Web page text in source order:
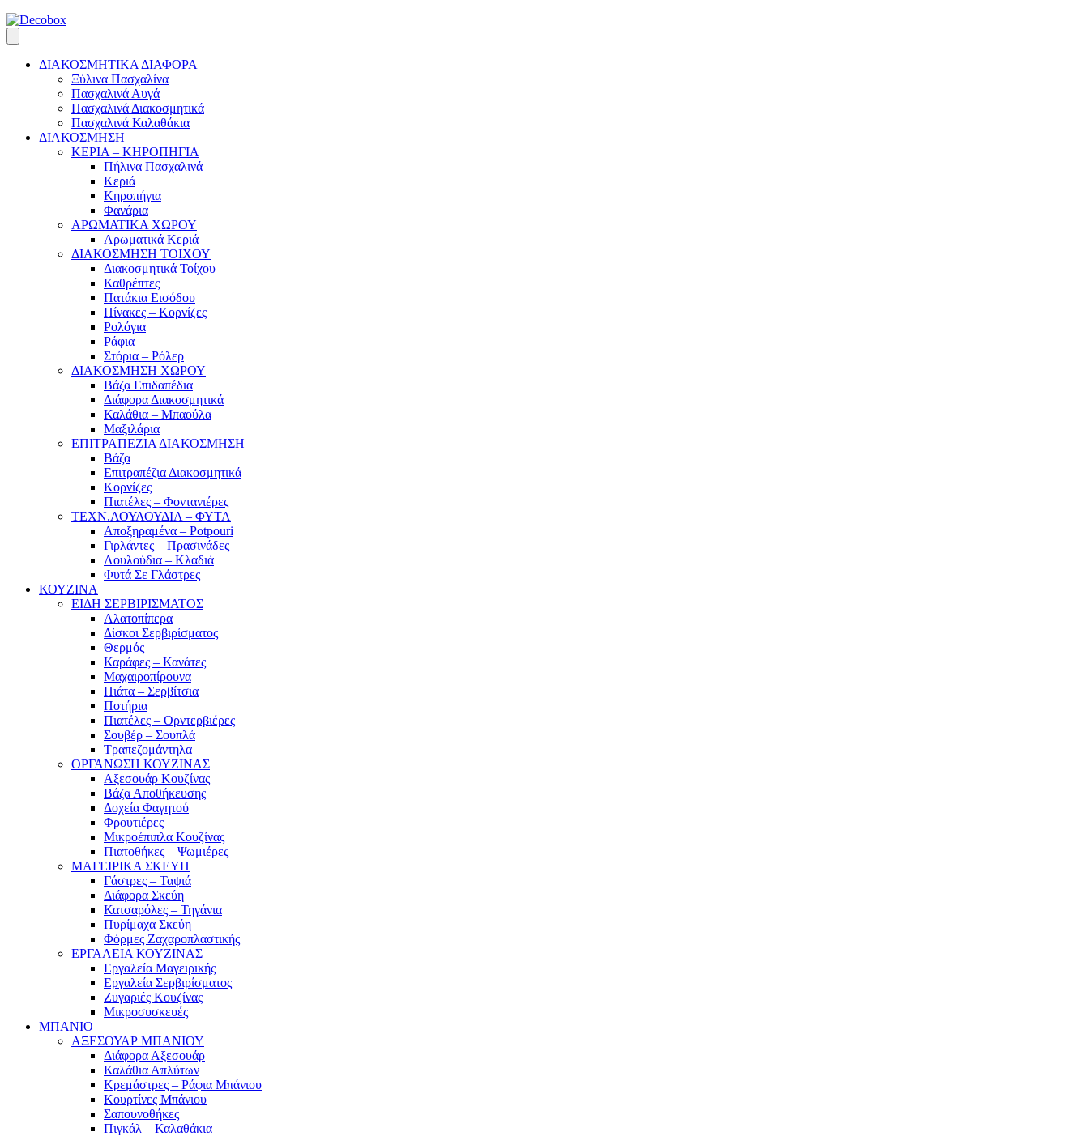
ΔΙΑΚΟΣΜΗΤΙΚΑ ΔΙΑΦΟΡΑ
Ξύλινα Πασχαλίνα
Πασχαλινά Αυγά
Πασχαλινά Διακοσμητικά
Πασχαλινά Καλαθάκια
ΔΙΑΚΟΣΜΗΣΗ
ΚΕΡΙΑ – ΚΗΡΟΠΗΓΙΑ
Πήλινα Πασχαλινά
Κεριά
Κηροπήγια
Φανάρια
ΑΡΩΜΑΤΙΚΑ ΧΩΡΟΥ
Αρωματικά Κεριά
ΔΙΑΚΟΣΜΗΣΗ ΤΟΙΧΟΥ
Διακοσμητικά Τοίχου
Καθρέπτες
Πατάκια Εισόδου
Πίνακες – Κορνίζες
Ρολόγια
Ράφια
Στόρια – Ρόλερ
ΔΙΑΚΟΣΜΗΣΗ ΧΩΡΟΥ
Βάζα Επιδαπέδια
Διάφορα Διακοσμητικά
Καλάθια – Μπαούλα
Μαξιλάρια
ΕΠΙΤΡΑΠΕΖΙΑ ΔΙΑΚΟΣΜΗΣΗ
Βάζα
Επιτραπέζια Διακοσμητικά
Κορνίζες
Πιατέλες – Φοντανιέρες
ΤΕΧΝ.ΛΟΥΛΟΥΔΙΑ – ΦΥΤΑ
Αποξηραμένα – Potpouri
Γιρλάντες – Πρασινάδες
Λουλούδια – Κλαδιά
Φυτά Σε Γλάστρες
ΚΟΥΖΙΝΑ
ΕΙΔΗ ΣΕΡΒΙΡΙΣΜΑΤΟΣ
Αλατοπίπερα
Δίσκοι Σερβιρίσματος
Θερμός
Καράφες – Κανάτες
Μαχαιροπίρουνα
Πιάτα – Σερβίτσια
Ποτήρια
Πιατέλες – Ορντερβιέρες
Σουβέρ – Σουπλά
Τραπεζομάντηλα
ΟΡΓΑΝΩΣΗ ΚΟΥΖΙΝΑΣ
Αξεσουάρ Κουζίνας
Βάζα Αποθήκευσης
Δοχεία Φαγητού
Φρουτιέρες
Μικροέπιπλα Κουζίνας
Πιατοθήκες – Ψωμιέρες
ΜΑΓΕΙΡΙΚΑ ΣΚΕΥΗ
Γάστρες – Ταψιά
Διάφορα Σκεύη
Κατσαρόλες – Τηγάνια
Πυρίμαχα Σκεύη
Φόρμες Ζαχαροπλαστικής
ΕΡΓΑΛΕΙΑ ΚΟΥΖΙΝΑΣ
Εργαλεία Μαγειρικής
Εργαλεία Σερβιρίσματος
Ζυγαριές Κουζίνας
Μικροσυσκευές
ΜΠΑΝΙΟ
ΑΞΕΣΟΥΑΡ ΜΠΑΝΙΟΥ
Διάφορα Αξεσουάρ
Καλάθια Απλύτων
Κρεμάστρες – Ράφια Μπάνιου
Κουρτίνες Μπάνιου
Σαπουνοθήκες
Πιγκάλ – Καλαθάκια